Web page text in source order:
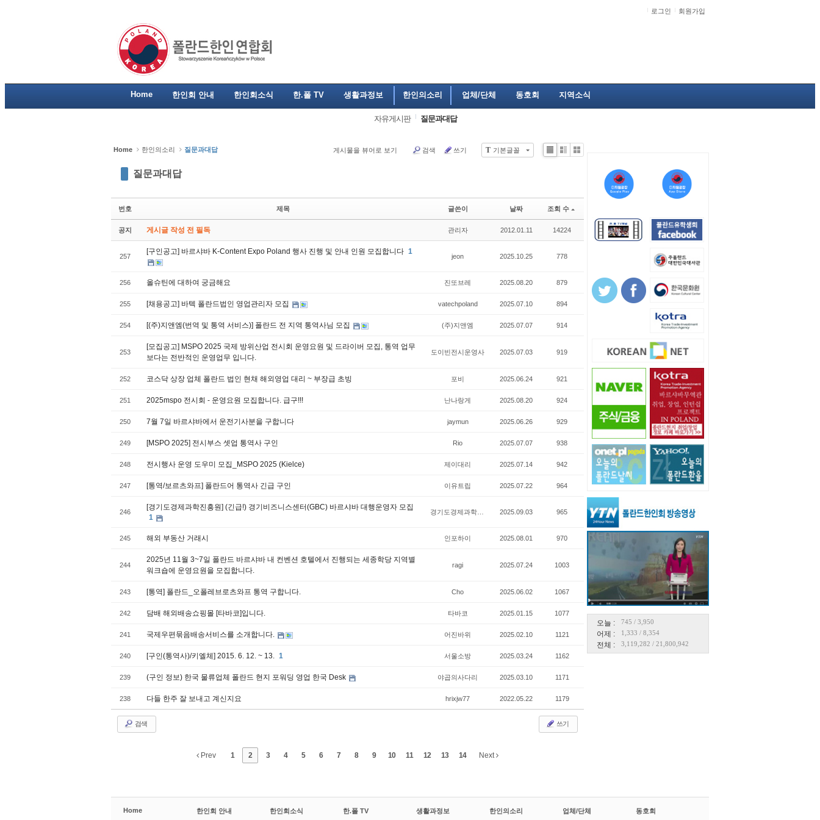
로그인 회원가입
Home 한인회 안내 한인회소식 한.폴 TV 생활과정보 한인의소리 업체/단체 동호회 지역소식
자유게시판 질문과대답
오늘 : 745 / 3,950
어제 : 1,333 / 8,354
전체 : 3,119,282 / 21,800,942
Home 한인의소리 질문과대답 T 기본글꼴
게시물을 뷰어로 보기 검색 쓰기
질문과대답
Li
Zi
G
번호 제목 글쓴이 날짜 조회 수
공지 게시글 작성 전 필독 관리자 2012.01.11 14224
257
[구인공고] 바르샤바 K-Content Expo Poland 행사 진행 및 안내 인원 모집합니다 1
jeon 2025.10.25 778
256 올슈틴에 대하여 궁금해요 진또브레 2025.08.20 879
255 [채용공고] 바텍 폴란드법인 영업관리자 모집 vatechpoland 2025.07.10 894
254 [(주)지앤엠(번역 및 통역 서비스)] 폴란드 전 지역 통역사님 모집 (주)지앤엠 2025.07.07 914
253
[모집공고] MSPO 2025 국제 방위산업 전시회 운영요원 및 드라이버 모집, 통역 업무
보다는 전반적인 운영업무 입니다.
도이빈전시운영사 2025.07.03 919
252 코스닥 상장 업체 폴란드 법인 현채 해외영업 대리 ~ 부장급 초빙 포비 2025.06.24 921
251 2025mspo 전시회 - 운영요원 모집합니다. 급구!!! 난나랑게 2025.08.20 924
250 7월 7일 바르샤바에서 운전기사분을 구합니다 jaymun 2025.06.26 929
249 [MSPO 2025] 전시부스 셋업 통역사 구인 Rio 2025.07.07 938
248 전시행사 운영 도우미 모집_MSPO 2025 (Kielce) 제이대리 2025.07.14 942
247 [통역/보르츠와프] 폴란드어 통역사 긴급 구인 이유트립 2025.07.22 964
246
[경기도경제과학진흥원] (긴급!) 경기비즈니스센터(GBC) 바르샤바 대행운영자 모집
1
2025.09.03 965
245 해외 부동산 거래시 인포하이 2025.08.01 970
244
2025년 11월 3~7일 폴란드 바르샤바 내 컨벤션 호텔에서 진행되는 세종학당 지역별
워크숍에 운영요원을 모집합니다.
ragi 2025.07.24 1003
243 [통역] 폴란드_오폴레브로츠와프 통역 구합니다. Cho 2025.06.02 1067
242 담배 해외배송쇼핑몰 [타바코]입니다. 타바코 2025.01.15 1077
241 국제우편묶음배송서비스를 소개합니다. 어진바위 2025.02.10 1121
240 [구인(통역사)/키엘체] 2015. 6. 12. ~ 13. 1 서울소방 2025.03.24 1162
239 (구인 정보) 한국 물류업체 폴란드 현지 포워딩 영업 한국 Desk 야곱의사다리 2025.03.10 1171
238 다들 한주 잘 보내고 계신지요 hrixjw77 2022.05.22 1179
검색 쓰기
Prev 1 2 3 4 5 6 7 8 9 10 11 12 13 14 Next
Home 한인회 안내 한인회소식 한.폴 TV 생활과정보 한인의소리 업체/단체 동호회